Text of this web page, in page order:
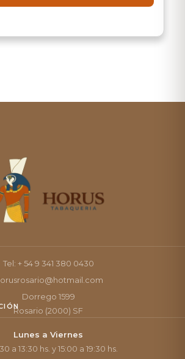
Tel: + 54 9 341 380 0430
Dorrego 1599
Rosario (2000) SF
Lunes a Viernes
a 13:30 hs. y 15:00 a 19:30 hs.